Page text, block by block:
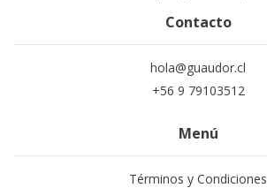
Contacto
hola@guaudor.cl
+56 9 79103512
Menú
Términos y Condiciones